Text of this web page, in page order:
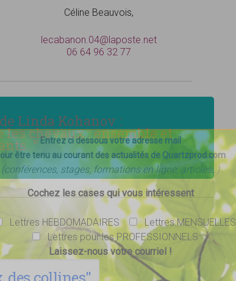
Céline Beauvois,
lecabanon.04@laposte.net
06 64 96 32 77
Linda Kohanov :
les chevaux : ensemble et
“ Entrez ci dessous votre adresse mail
être tenu au courant des actualités de Quartzprod.com
(conférences, stages, formations en ligne, articles..)
Cochez les cases qui vous intéressent
Lettres HEBDOMADAIRES
Lettres MENSUELLES
Lettres pour les PROFESSIONNELS
Laissez-nous votre courriel !